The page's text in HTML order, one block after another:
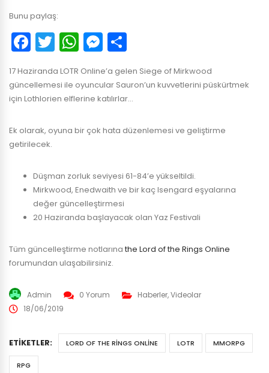
Bunu paylaş:
Facebook
Twitter
WhatsApp
Messenger
17 Haziranda LOTR Online’a gelen Siege of Mirkwood
güncellemesi ile oyuncular Sauron’un kuvvetlerini püskürtmek
için Lothlorien elflerine katılırlar…
Ek olarak, oyuna bir çok hata düzenlemesi ve geliştirme
getirilecek.
Düşman zorluk seviyesi 61-84’e yükseltildi.
Mirkwood, Enedwaith ve bir kaç Isengard eşyalarına
değer güncelleştirmesi
20 Haziranda başlayacak olan Yaz Festivali
Tüm güncelleştirme notlarınathe Lord of the Rings Online
forumundan ulaşabilirsiniz.
Admin 0 Yorum Haberler,Videolar
18/06/2019
ETIKETLER: LORD OF THE RINGS ONLINE LOTR MMORPG
RPG